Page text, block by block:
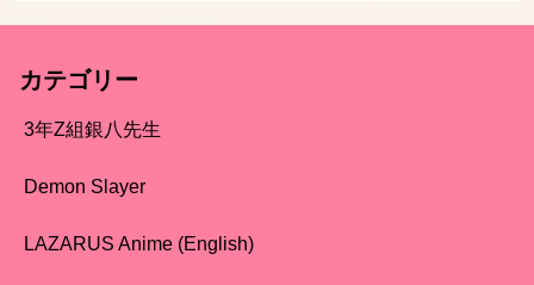
カテゴリー
3年Z組銀八先生
Demon Slayer
LAZARUS Anime (English)